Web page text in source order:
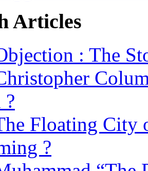
Articles
: The
Floating City
?